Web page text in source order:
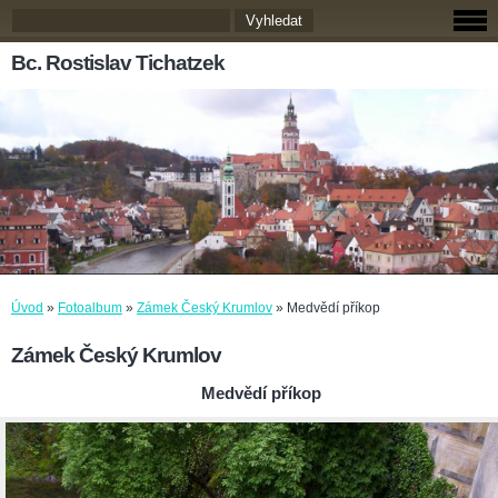
Bc. Rostislav Tichatzek
Úvod » Fotoalbum » Zámek Český Krumlov » Medvědí příkop
Zámek Český Krumlov
Medvědí příkop